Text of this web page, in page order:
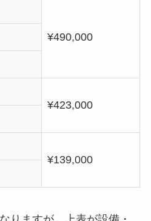
¥490,000
¥423,000
¥139,000